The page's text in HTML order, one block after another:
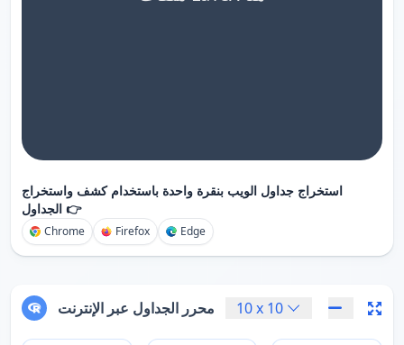
استخراج جداول الويب بنقرة واحدة باستخدام كشف واستخراج
الجداول 👉
Chrome Firefox Edge
محرر الجداول عبر الإنترنت 10x 10